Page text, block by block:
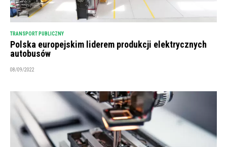
TRANSPORT PUBLICZNY
Polska europejskim liderem produkcji elektrycznych
autobusów
08/09/2022